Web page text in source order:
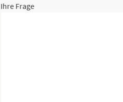
Ihre Frage